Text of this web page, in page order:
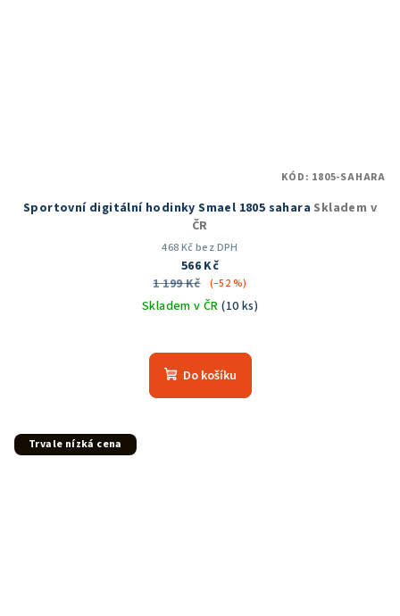
Sportovní digitální hodinky Smael 1805 sahara Skladem v
ČR
468 Kč bez DPH
566 Kč
1 199 Kč
(–52 %)
Skladem v ČR(10 ks)
hodnocení
produktu
Do košíku
KÓD: 1805-SAHARA
Trvale nízká cena